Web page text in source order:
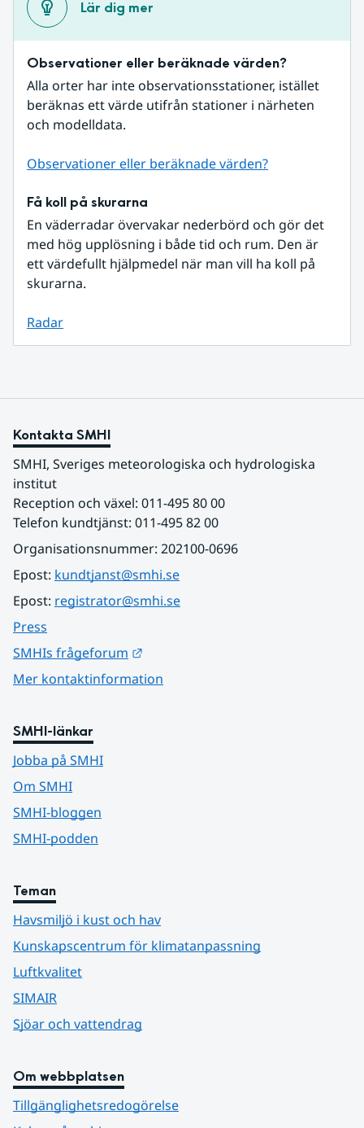
Lär dig mer
Observationer eller beräknade värden?
Alla orter har inte observationsstationer, istället
beräknas ett värde utifrån stationer i närheten
och modelldata.
Observationer eller beräknade värden?
Få koll på skurarna
En väderradar övervakar nederbörd och gör det
med hög upplösning i både tid och rum. Den är
ett värdefullt hjälpmedel när man vill ha koll på
skurarna.
Radar
Kontakta SMHI
SMHI, Sveriges meteorologiska och hydrologiska
institut
Reception och växel: 011-495 80 00
Telefon kundtjänst: 011-495 82 00
Organisationsnummer: 202100-0696
Epost: kundtjanst@smhi.se
Epost: registrator@smhi.se
Press
SMHIs frågeforum
Mer kontaktinformation
SMHI-länkar
Jobba på SMHI
Om SMHI
SMHI-bloggen
SMHI-podden
Teman
Havsmiljö i kust och hav
Kunskapscentrum för klimatanpassning
Luftkvalitet
SIMAIR
Sjöar och vattendrag
Om webbplatsen
Tillgänglighetsredogörelse